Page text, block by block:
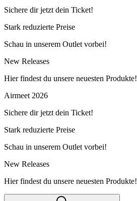
Sichere dir jetzt dein Ticket!
Stark reduzierte Preise
Schau in unserem Outlet vorbei!
New Releases
Hier findest du unsere neuesten Produkte!
Airmeet 2026
Sichere dir jetzt dein Ticket!
Stark reduzierte Preise
Schau in unserem Outlet vorbei!
New Releases
Hier findest du unsere neuesten Produkte!